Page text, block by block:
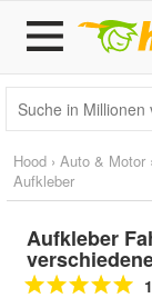
Hood › Auto & Motor ›
Aufkleber
Aufkleber
1